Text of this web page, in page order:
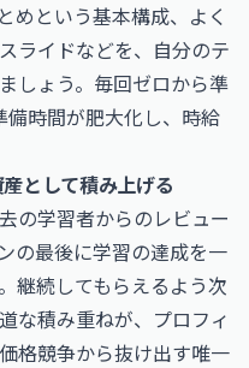
めという基本構成、よく
ライドなどを、自分のテ
しょう。毎回ゼロから準
時間が肥大化し、時給
として積み上げる
の学習者からのレビュー
の最後に学習の達成を一
継続してもらえるよう次
な積み重ねが、プロフィ
格競争から抜け出す唯一